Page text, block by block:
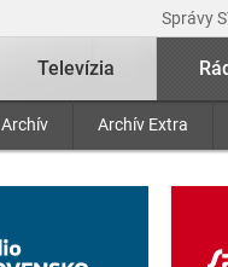
Správy
Televízia
Archív Archív Extra